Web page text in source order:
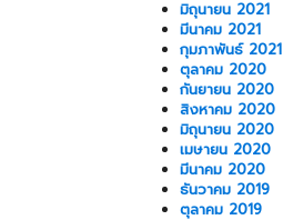
มิถุนายน 2021
มีนาคม 2021
กุมภาพันธ์ 2021
ตุลาคม 2020
กันยายน 2020
สิงหาคม 2020
มิถุนายน 2020
เมษายน 2020
มีนาคม 2020
ธันวาคม 2019
ตุลาคม 2019